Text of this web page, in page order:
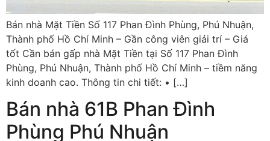
Bán nhà Mặt Tiền Số 117 Phan Đình Phùng, Phú Nhuận,
Thành phố Hồ Chí Minh – Gần công viên giải trí – Giá
tốt Cần bán gấp nhà Mặt Tiền tại Số 117 Phan Đình
Phùng, Phú Nhuận, Thành phố Hồ Chí Minh – tiềm năng
kinh doanh cao. Thông tin chi tiết: • […]
Bán nhà 61B Phan Đình
Phùng Phú Nhuận